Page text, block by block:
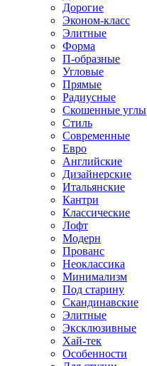
Дорогие
Эконом-класс
Элитные
Форма
П-образные
Угловые
Прямые
Радиусные
Скошенные углы
Стиль
Современные
Евро
Английские
Дизайнерские
Итальянские
Кантри
Классические
Лофт
Модерн
Прованс
Неоклассика
Минимализм
Под старину
Скандинавские
Элитные
Эксклюзивные
Хай-тек
Особенности